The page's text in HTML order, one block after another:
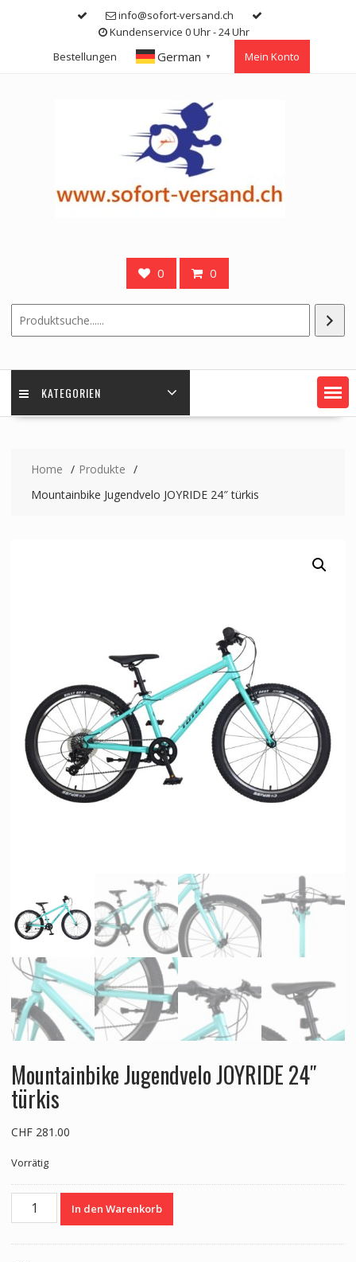
info@sofort-versand.ch
Kundenservice 0 Uhr - 24 Uhr
Bestellungen
German ▼ Mein Konto
0 0
KATEGORIEN
Home
Produkte
Mountainbike Jugendvelo JOYRIDE 24″ türkis
Mountainbike Jugendvelo JOYRIDE 24″
türkis
CHF281.00
Vorrätig
Mountainbike
Jugendvelo
In den Warenkorb